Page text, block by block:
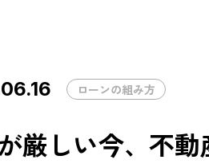
ローンの組み方
厳しい今、不